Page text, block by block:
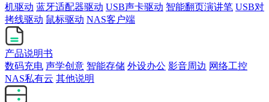
机驱动 蓝牙适配器驱动 USB声卡驱动 智能翻页演讲笔 USB对
拷线驱动 鼠标驱动 NAS客户端
产品说明书
数码充电 声学创意 智能存储 外设办公 影音周边 网络工控
NAS私有云 其他说明